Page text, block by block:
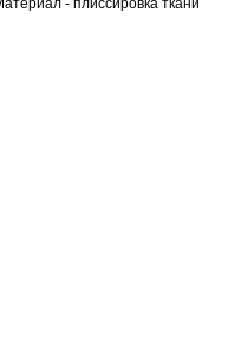
- плиссировка ткани